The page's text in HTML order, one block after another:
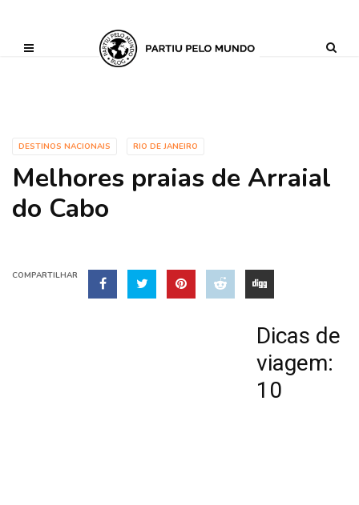
('AI_CONTENT_MARKER_NO_GET_SIDEBAR', true);
DESTINOS NACIONAIS RIO DE JANEIRO
Melhores praias de Arraial
do Cabo
COMPARTILHAR
Dicas de
viagem:
10